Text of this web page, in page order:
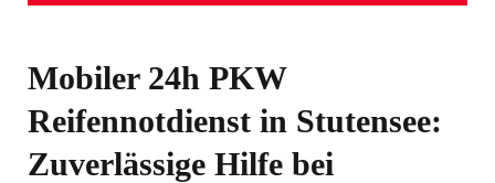
Mobiler 24h PKW
Reifennotdienst in Stutensee:
Zuverlässige Hilfe bei